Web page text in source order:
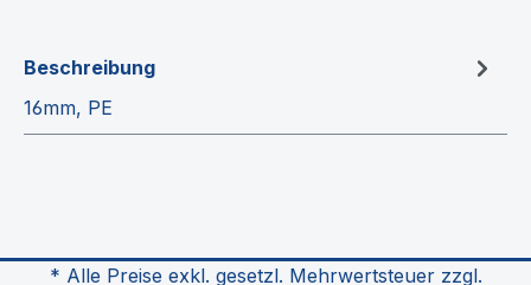
Beschreibung
16mm, PE
* Alle Preise exkl. gesetzl. Mehrwertsteuer zzgl.